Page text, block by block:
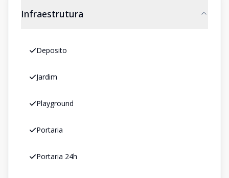
Infraestrutura
Deposito
Jardim
Playground
Portaria
Portaria 24h